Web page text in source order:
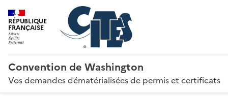
RÉPUBLIQUE
FRANÇAISE
Convention de Washington
Vos demandes dématérialisées de permis et certificats